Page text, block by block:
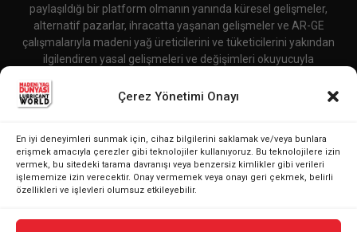
Çerez Yönetimi Onayı
En iyi deneyimleri sunmak için, cihaz bilgilerini saklamak ve/veya bunlara
erişmek amacıyla çerezler gibi teknolojiler kullanıyoruz. Bu teknolojilere izin
vermek, bu sitedeki tarama davranışı veya benzersiz kimlikler gibi verileri
işlememize izin verecektir. Onay vermemek veya onayı geri çekmek, belirli
özellikleri ve işlevleri olumsuz etkileyebilir.
paylaşıldığı bir platform olmanın yanında küresel gelişmeler,
alternatif pazarlar, ihracatta yaşanan gelişmeler ve AR-GE
çalışmalarıyla madeni yağ üreticilerini ve tüketicilerini yakından
ilgilendiren yasal gelişmeleri ve değişimleri okuyucuyla
İletişime Geçin:editor@lubricantworld.com
BIZI TAKIP EDIN